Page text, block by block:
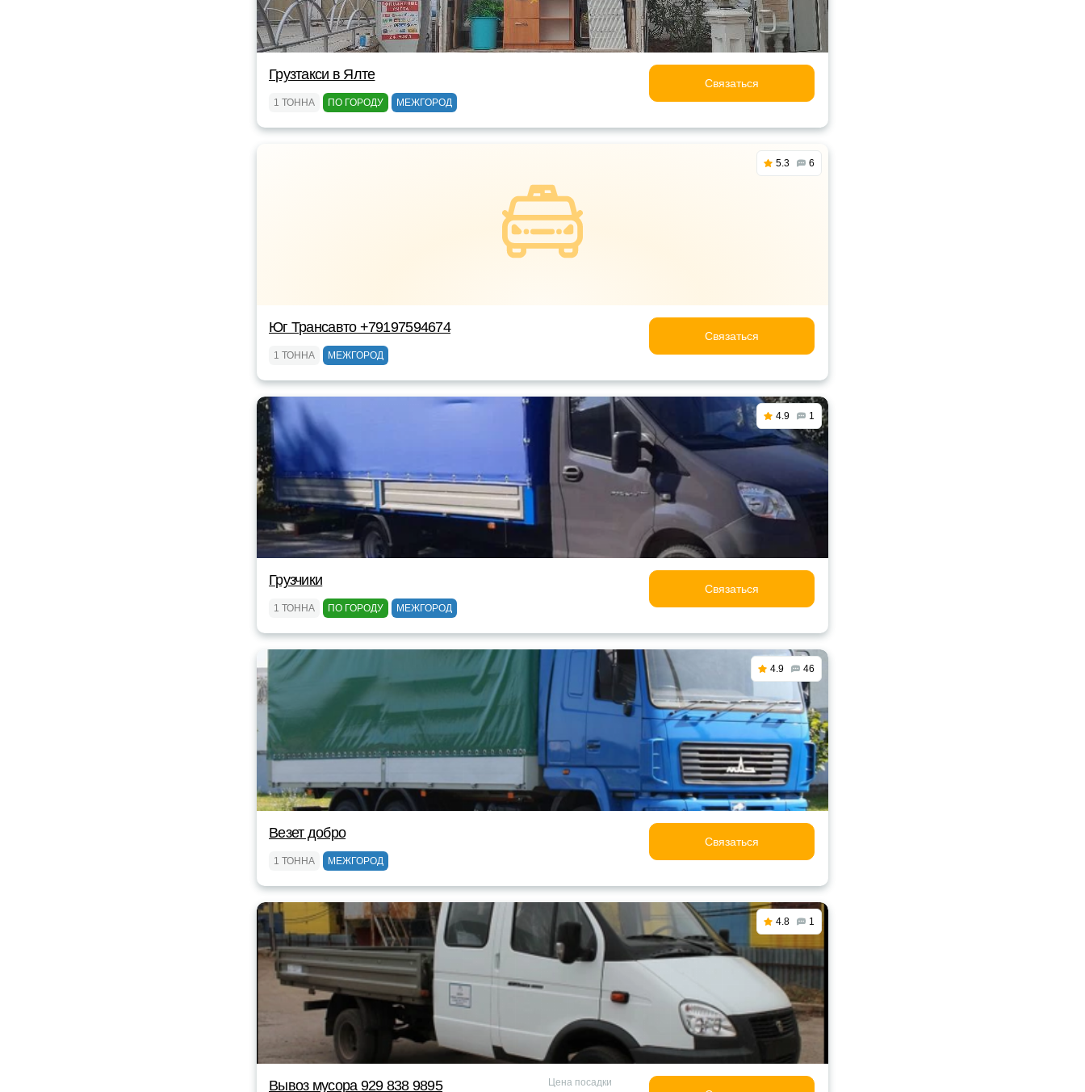
Грузтакси в Ялте
1 ТОННА ПО ГОРОДУ МЕЖГОРОД
Связаться
5.3 6
Юг Трансавто +79197594674
1 ТОННА МЕЖГОРОД
Связаться
4.9 1
Грузчики
1 ТОННА ПО ГОРОДУ МЕЖГОРОД
Связаться
4.9 46
Везет добро
1 ТОННА МЕЖГОРОД
Связаться
4.8 1
Вывоз мусора 929 838 9895 Цена посадки